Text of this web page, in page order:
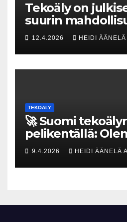
Tekoäly on
suurin
uhka, joka vaatii
tekoja
12.4.2026 HEIDI ÄÄNELÄ
TEKOÄLY
🚀 Suomi
pelikentällä:
maksavia
rakennammeko
tulevaisuuden
9.4.2026 HEIDI ÄÄNELÄ